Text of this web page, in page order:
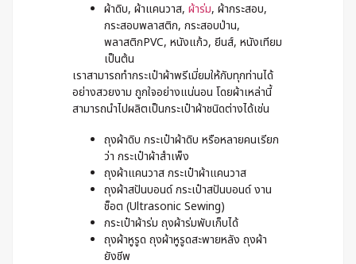
ผ้าดิบ, ผ้าแคนวาส, ผ้าร่ม, ผ้ากระสอบ,
กระสอบพลาสติก, กระสอบป่าน,
พลาสติกPVC, หนังแก้ว, ยีนส์, หนังเทียม
เป็นต้น
เราสามารถทำกระเป๋าผ้าพรีเมี่ยมให้กับทุกท่านได้
อย่างสวยงาม ถูกใจอย่างแน่นอน โดยผ้าเหล่านี้
สามารถนำไปผลิตเป็นกระเป๋าผ้าชนิดต่างได้เช่น
ถุงผ้าดิบ กระเป๋าผ้าดิบ หรือหลายคนเรียก
ว่า กระเป๋าผ้าสำเพ็ง
ถุงผ้าแคนวาส กระเป๋าผ้าแคนวาส
ถุงผ้าสปันบอนด์ กระเป๋าสปันบอนด์ งาน
ช็อต (Ultrasonic Sewing)
กระเป๋าผ้าร่ม ถุงผ้าร่มพับเก็บได้
ถุงผ้าหูรูด ถุงผ้าหูรูดสะพายหลัง ถุงผ้า
ยังชีพ